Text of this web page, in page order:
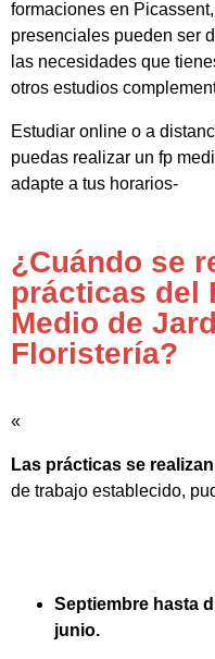
formaciones en
presenciales pueden ser
las necesidades que
otros estudios
Estudiar online o a
puedas realizar un fp
adapte a tus horarios-
¿Cuándo se
prácticas del
Medio de
Floristería?
«
Las prácticas se
de trabajo establecido,
Septiembre hasta
junio.